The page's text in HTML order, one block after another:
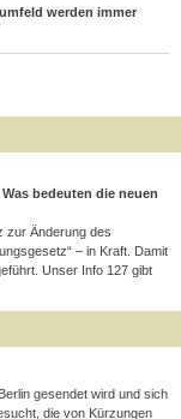
werden immer
bedeuten die neuen
zur Änderung des
– in Kraft. Damit
Unser Info 127 gibt
gesendet wird und sich
die von Kürzungen